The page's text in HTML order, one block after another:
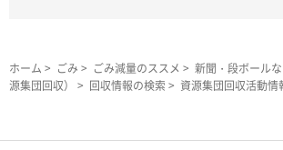
ホーム > ごみ > ごみ減量のススメ > 新聞・段ボール
源集団回収）
> 回収情報の検索 > 資源集団回収活動情